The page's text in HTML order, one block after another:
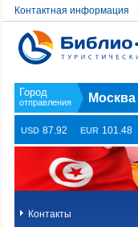
Контактная информация
Москва
USD 87.92 EUR 101.48
Контакты